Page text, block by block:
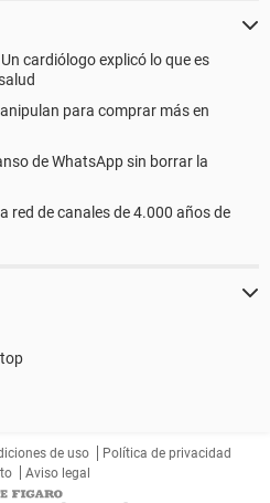
cardiólogo explicó lo que es
para comprar más en
de WhatsApp sin borrar la
red de canales de 4.000 años de
de uso
Política de privacidad
Aviso legal